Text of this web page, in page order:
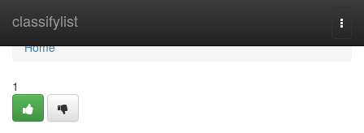
classifylist
Home
Home
1